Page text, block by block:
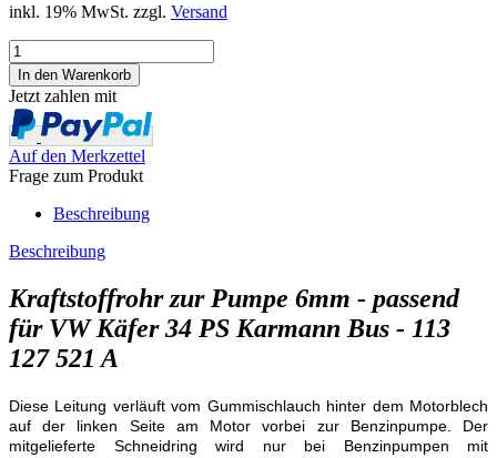
inkl. 19% MwSt. zzgl. Versand
Jetzt zahlen mit
Auf den Merkzettel
Frage zum Produkt
Beschreibung
Beschreibung
Kraftstoffrohr zur Pumpe 6mm - passend
für VW Käfer 34 PS Karmann Bus - 113
127 521 A
Diese Leitung verläuft vom Gummischlauch hinter dem Motorblech
auf der linken Seite am Motor vorbei zur Benzinpumpe. Der
mitgelieferte Schneidring wird nur bei Benzinpumpen mit